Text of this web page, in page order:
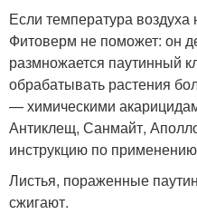
Если температура
Фитоверм не поможет: он
размножается паутинный
обрабатывать растения
— химическими
Антиклещ, Санмайт,
инструкцию по
Листья, пораженные
сжигают.